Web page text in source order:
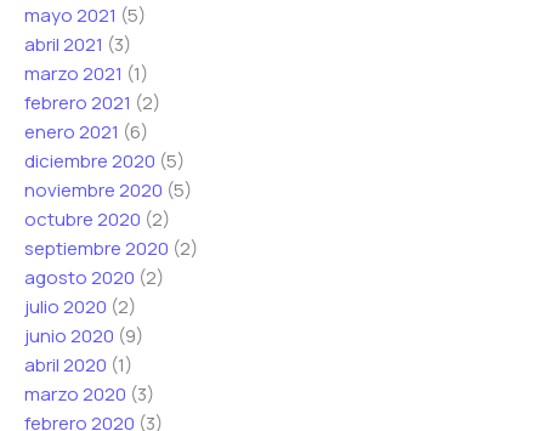
mayo 2021 (5)
abril 2021 (3)
marzo 2021 (1)
febrero 2021 (2)
enero 2021 (6)
diciembre 2020 (5)
noviembre 2020 (5)
octubre 2020 (2)
septiembre 2020 (2)
agosto 2020 (2)
julio 2020 (2)
junio 2020 (9)
abril 2020 (1)
marzo 2020 (3)
febrero 2020 (3)